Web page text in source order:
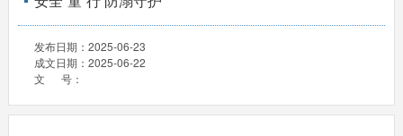
发布日期： 2025-06-23
成文日期： 2025-06-22
文 号：